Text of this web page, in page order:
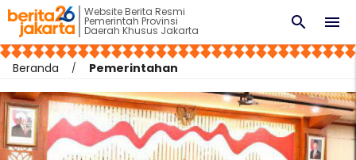
Website Berita Resmi
Pemerintah Provinsi
Daerah Khusus Jakarta menu
search
Beranda Pemerintahan